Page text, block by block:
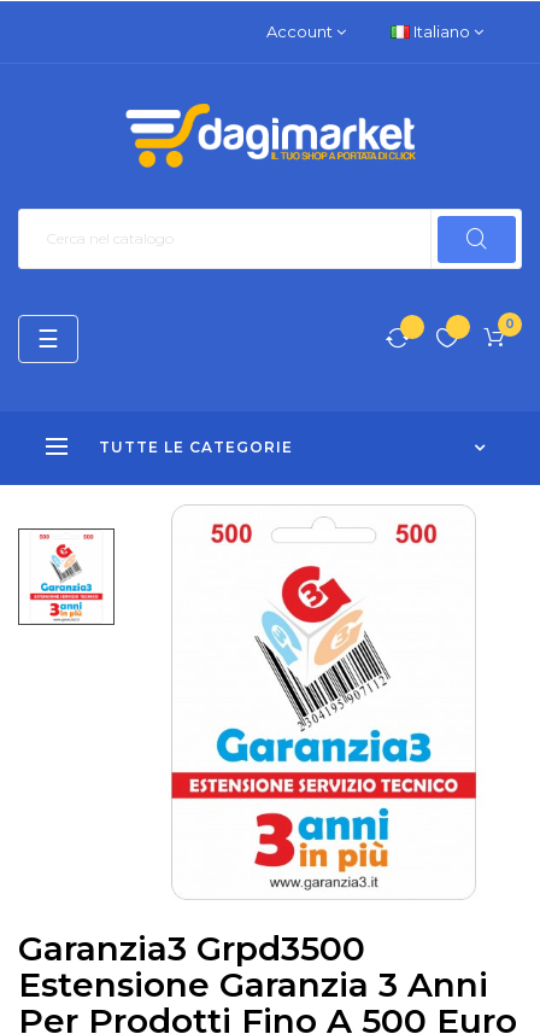
Account Italiano
0
TUTTE LE CATEGORIE
navigazione
Toggle
☰
Garanzia3 Grpd3500
Estensione Garanzia 3 Anni
Per Prodotti Fino A 500 Euro